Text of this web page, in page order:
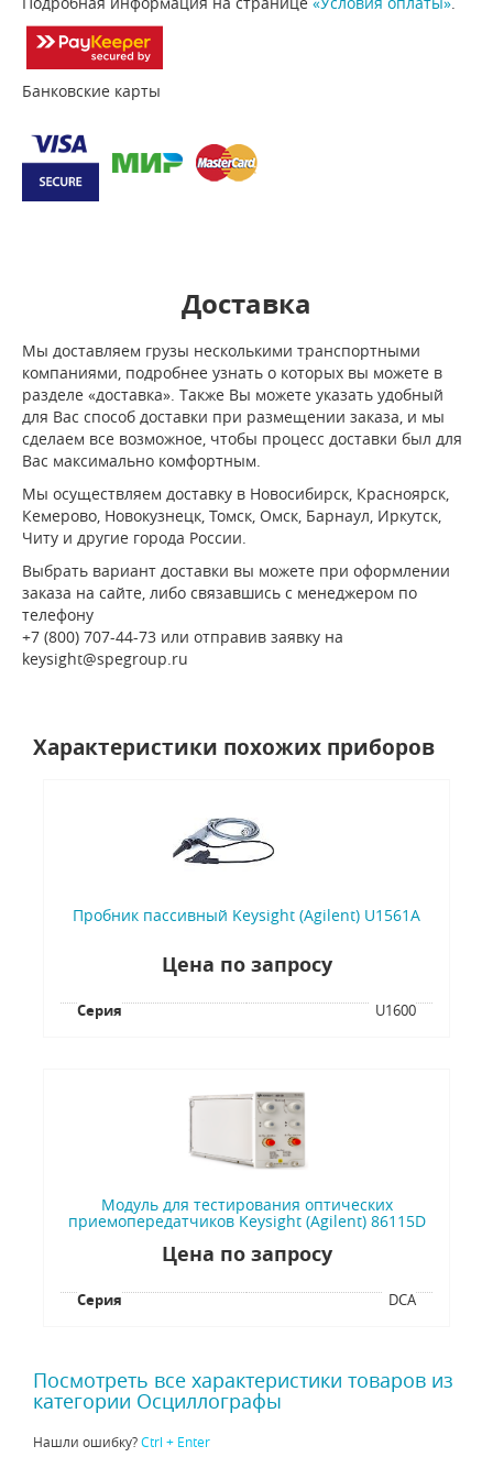
Банковские карты
Доставка
Мы доставляем грузы несколькими транспортными
компаниями, подробнее узнать о которых вы можете в
разделе «доставка». Также Вы можете указать удобный
для Вас способ доставки при размещении заказа, и мы
сделаем все возможное, чтобы процесс доставки был для
Вас максимально комфортным.
Мы осуществляем доставку в Новосибирск, Красноярск,
Кемерово, Новокузнецк, Томск, Омск, Барнаул, Иркутск,
Читу и другие города России.
Выбрать вариант доставки вы можете при оформлении
заказа на сайте, либо связавшись с менеджером по
телефону
+7 (800) 707-44-73 или отправив заявку на
keysight@spegroup.ru
Характеристики похожих приборов
Пробник пассивный Keysight (Agilent) U1561A
Цена по запросу
Серия U1600
Модуль для тестирования оптических
приемопередатчиков Keysight (Agilent) 86115D
Цена по запросу
Серия DCA
Посмотреть все характеристики товаров из
категории Осциллографы
Нашли ошибку?Ctrl + Enter